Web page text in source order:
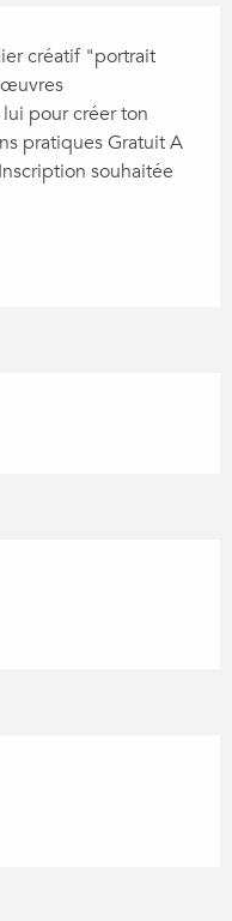
créatif "portrait
pour créer ton
pratiques Gratuit A
souhaitée